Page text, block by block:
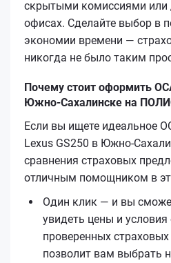
скрытыми комиссиями или
офисах. Сделайте выбор в
экономии времени —
никогда не было таким
Почему стоит оформить
Южно-Сахалинске на
Если вы ищете идеальное
Lexus GS250 в Южно-
сравнения страховых
отличным помощником в
Один клик — и вы
увидеть цены и условия
проверенных
позволит вам выбрать